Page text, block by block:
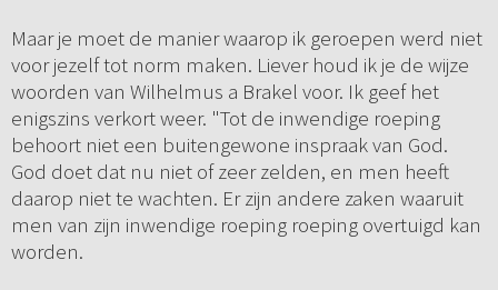
Maar je moet de manier waarop ik geroepen werd niet
voor jezelf tot norm maken. Liever houd ik je de wijze
woorden van Wilhelmus a Brakel voor. Ik geef het
enigszins verkort weer. "Tot de inwendige roeping
behoort niet een buitengewone inspraak van God.
God doet dat nu niet of zeer zelden, en men heeft
daarop niet te wachten. Er zijn andere zaken waaruit
men van zijn inwendige roeping roeping overtuigd kan
worden.